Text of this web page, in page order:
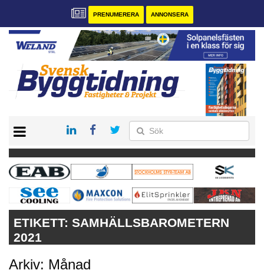
PRENUMERERA ANNONSERA
PRENUMERERA
VÅRA ANDRA MAGASIN
ANNONSERA
KONTAKT
ETIKETT: SAMHÄLLSBAROMETERN
2021
Arkiv: Månad